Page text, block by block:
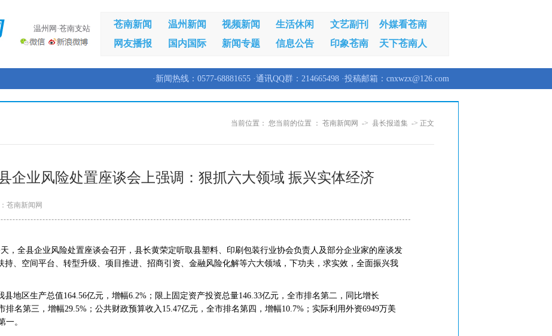
温州网·苍南支站 苍南新闻 温州新闻 视频新闻 生活休闲 文艺副刊
外媒看苍南
网友播报
国内国际 新闻专题 信息公告 印象苍南 天下苍南人
·新闻热线：0577-68881655 ·通讯QQ群：214665498 ·投稿邮箱：cnxwzx@126.com
当前位置： 您当前的位置 ： 苍南新闻网 -> 县长报道集 -> 正文
企业风险处置座谈会上强调：狠抓六大领域 振兴实体经济
苍南新闻网
，全县企业风险处置座谈会召开，县长黄荣定听取县塑料、印刷包装行业协会负责人及部分企业家的座谈发
持、空间平台、转型升级、项目推进、招商引资、金融风险化解等六大领域，下功夫，求实效，全面振兴我
地区生产总值164.56亿元，增幅6.2%；限上固定资产投资总量146.33亿元，全市排名第二，同比增长
排名第三，增幅29.5%；公共财政预算收入15.47亿元，全市排名第四，增幅10.7%；实际利用外资6949万美
一。